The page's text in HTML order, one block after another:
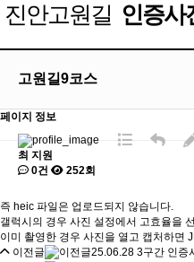
진안고원길 인증사
고원길9코스
페이지 정보
최 지원
0건
252회
즉 heic 파일은 업로드되지 않습니다.
갤럭시의 경우 사진 설정에서 고효율을
이미 촬영한 경우 사진을 열고 캡처하면
이전글
25.06.28 3구간 인증